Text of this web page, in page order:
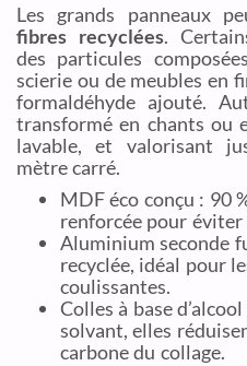
Les grands panneaux
fibres recyclées.
des particules
scierie ou de meubles en
formaldéhyde ajouté.
transformé en chants ou
lavable, et valorisant
mètre carré.
MDF éco conçu : 90
renforcée pour
Aluminium seconde
recyclée, idéal pour
coulissantes.
Colles à base
solvant, elles
carbone du collage.